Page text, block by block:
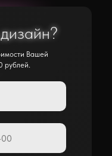
Вашей
рублей.